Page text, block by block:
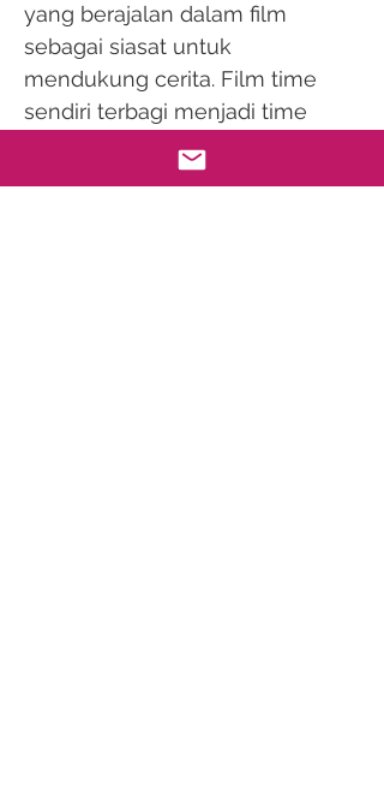
yang berajalan dalam film
sebagai siasat untuk
mendukung cerita. Film time
sendiri terbagi menjadi time
ellipsis, time expand dan
temporal overlapping (Bordwell